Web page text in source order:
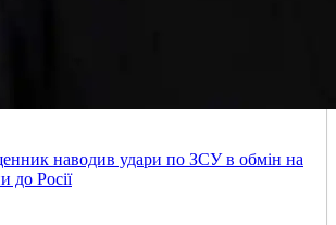
наводив удари по ЗСУ в обмін на
до Росії